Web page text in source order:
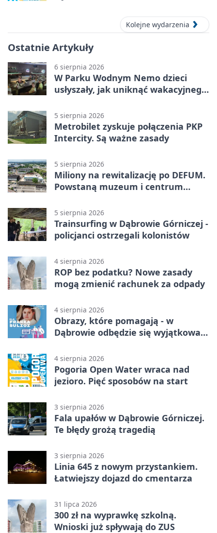
Kolejne wydarzenia
Ostatnie Artykuły
6 sierpnia 2026
W Parku Wodnym Nemo dzieci
usłyszały, jak uniknąć wakacyjnego
5 sierpnia 2026
Metrobilet zyskuje połączenia PKP
Intercity. Są ważne zasady
5 sierpnia 2026
Miliony na rewitalizację po DEFUM.
Powstaną muzeum i centrum
5 sierpnia 2026
Trainsurfing w Dąbrowie Górniczej -
policjanci ostrzegali kolonistów
4 sierpnia 2026
ROP bez podatku? Nowe zasady
mogą zmienić rachunek za odpady
4 sierpnia 2026
Obrazy, które pomagają - w
Dąbrowie odbędzie się wyjątkowa
4 sierpnia 2026
Pogoria Open Water wraca nad
jezioro. Pięć sposobów na start
3 sierpnia 2026
Fala upałów w Dąbrowie Górniczej.
Te błędy grożą tragedią
3 sierpnia 2026
Linia 645 z nowym przystankiem.
Łatwiejszy dojazd do cmentarza
31 lipca 2026
300 zł na wyprawkę szkolną.
Wnioski już spływają do ZUS